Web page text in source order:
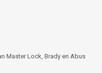
Master Lock, Brady en Abus